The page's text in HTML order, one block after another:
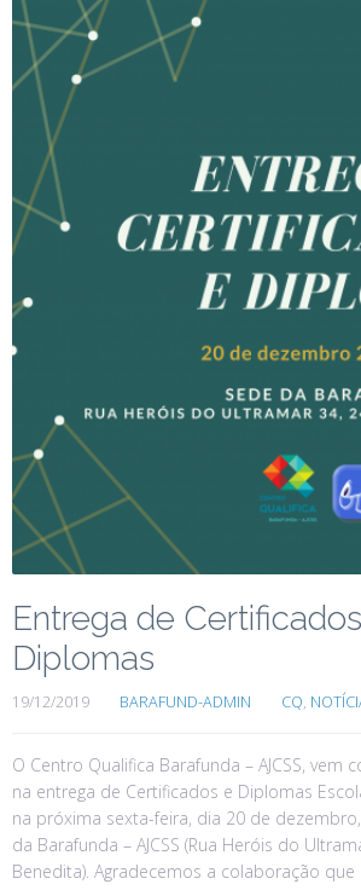
Entrega de
Diplomas
19/12/2019 BARAFUND-ADMIN CQ,
O Centro Qualifica Barafunda – AJCSS, vem
na entrega de Certificados e Diplomas
na próxima sexta-feira, dia 20 de
da Barafunda – AJCSS (Rua Heróis do
Benedita). Agradecemos a colaboração